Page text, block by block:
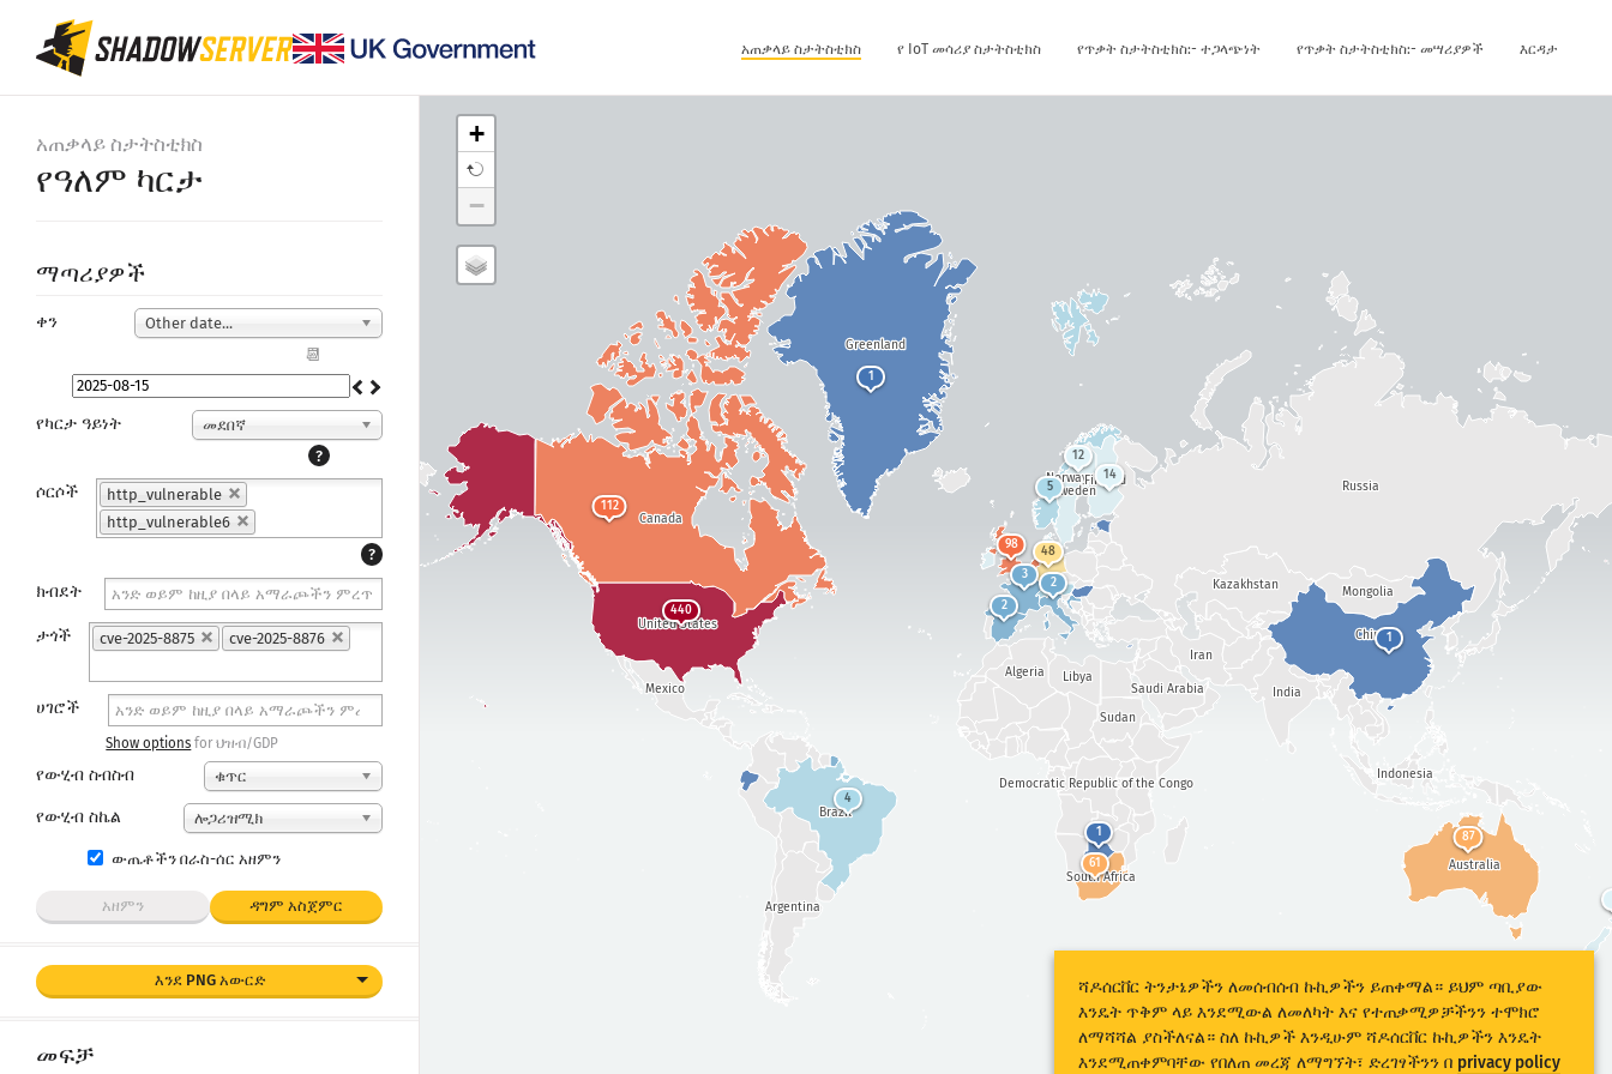
አጠቃላይ ስታትስቲክስ የ IoT መሳሪያ ስታትስቲክስ የጥቃት ስታትስቲክስ:- ተጋላጭነት የጥቃት ስታትስቲክስ:- መሣሪያዎች እርዳታ
አጠቃላይ ስታትስቲክስ
የዓለም ካርታ
ማጣሪያዎች
ቀን Other date...
📆
የካርታ ዓይነት
መደበኛ
?
ሶርሶች
http_vulnerable
http_vulnerable6
?
ክብደት
ታጎች cve-2025-8875 cve-2025-8876
ሀገሮች
Show options for ህዝብ/GDP
የውሂብ ስብስብ ቁጥር
የውሂብ ስኬል ሎጋሪዝሚክ
ውጤቶችን በራስ-ሰር አዘምን
አዘምን ዳግም አስጀምር
እንደ PNG አውርድ
መፍቻ
Indonesia
Argentina
India
China
Democratic Republic of the Congo
South Africa
Kazakhstan
Brazil
Mongolia
Russia
Norway
Sweden
Finland
Libya
Sudan
Iran
Saudi Arabia
Algeria
United States
Canada
Mexico
Australia
Greenland
87
4
1
112
1
48
2
14
3
1
2
5
12
98
440
61
+
−
ሻዶሰርቨር ትንታኔዎችን ለመሰብሰብ ኩኪዎችን ይጠቀማል። ይህም ጣቢያው
እንዴት ጥቅም ላይ እንደሚውል ለመለካት እና የተጠቃሚዎቻችንን ተሞክሮ
ለማሻሻል ያስችለናል። ስለ ኩኪዎች እንዲሁም ሻዶሰርቨር ኩኪዎችን እንዴት
እንደሚጠቀምባቸው የበለጠ መረጃ ለማግኘት፣ ድረገፃችንን በ privacy policy